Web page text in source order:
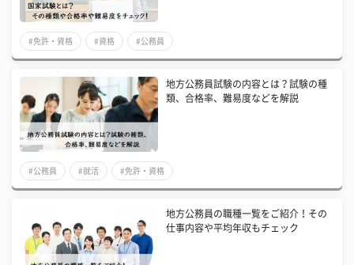
#免許・資格 #資格 #公務員
地方公務員試験の内容とは？試験の種
類、合格率、難易度などを解説
#公務員 #就活 #免許・資格
地方公務員の職種一覧をご紹介！その
仕事内容や平均年収もチェック